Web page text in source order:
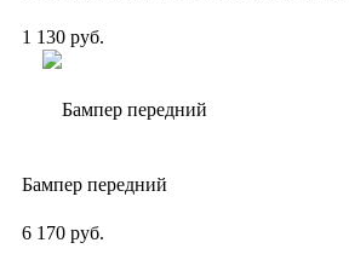
1 130 руб.
Бампер передний
6 170 руб.